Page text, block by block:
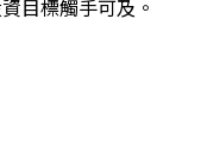
目標觸手可及。